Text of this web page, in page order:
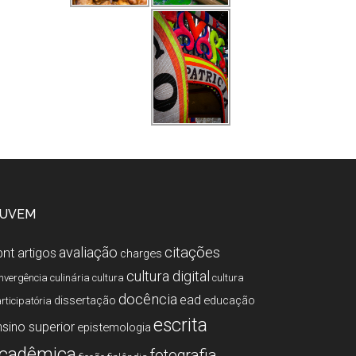
artigos avaliação charges citações
culinária cultura cultura digital cultura
dissertação docência ead educação
superior epistemologia escrita